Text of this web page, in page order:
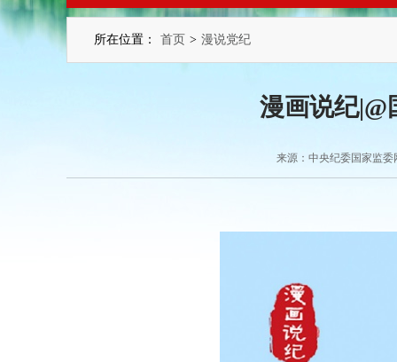
所在位置： 首页 > 漫说党纪
漫画说纪
来源：中央纪委国家监